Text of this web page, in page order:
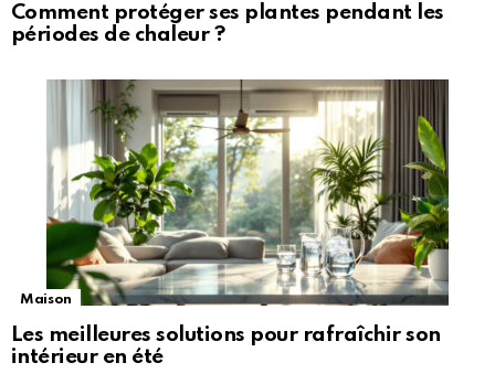
Comment protéger ses plantes pendant les
périodes de chaleur ?
Maison
Les meilleures solutions pour rafraîchir son
intérieur en été